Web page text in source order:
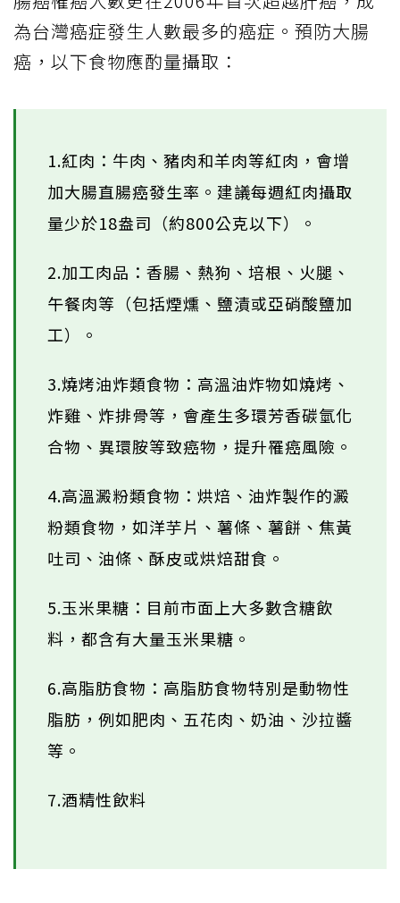
為台灣癌症發生人數最多的癌症。預防大腸
癌，以下食物應酌量攝取：
1.紅肉：牛肉、豬肉和羊肉等紅肉，會增
加大腸直腸癌發生率。建議每週紅肉攝取
量少於18盎司（約800公克以下）。
2.加工肉品：香腸、熱狗、培根、火腿、
午餐肉等（包括煙燻、鹽漬或亞硝酸鹽加
工）。
3.燒烤油炸類食物：高溫油炸物如燒烤、
炸雞、炸排骨等，會產生多環芳香碳氫化
合物、異環胺等致癌物，提升罹癌風險。
4.高溫澱粉類食物：烘焙、油炸製作的澱
粉類食物，如洋芋片、薯條、薯餅、焦黃
吐司、油條、酥皮或烘焙甜食。
5.玉米果糖：目前市面上大多數含糖飲
料，都含有大量玉米果糖。
6.高脂肪食物：高脂肪食物特別是動物性
脂肪，例如肥肉、五花肉、奶油、沙拉醬
等。
7.酒精性飲料